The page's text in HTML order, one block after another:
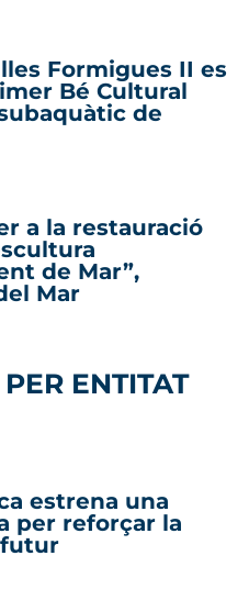
Formigues II es
Bé Cultural
de
a la restauració
de Mar”,
Mar
ENTITAT
estrena una
per reforçar la
futur